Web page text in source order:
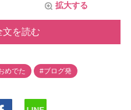
拡大する
文を読む
めでた #ブログ発